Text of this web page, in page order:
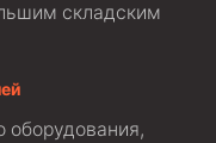
складским
оборудования,